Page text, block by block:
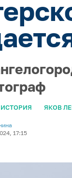
ИСТОРИЯ ЯКОВ
17:15